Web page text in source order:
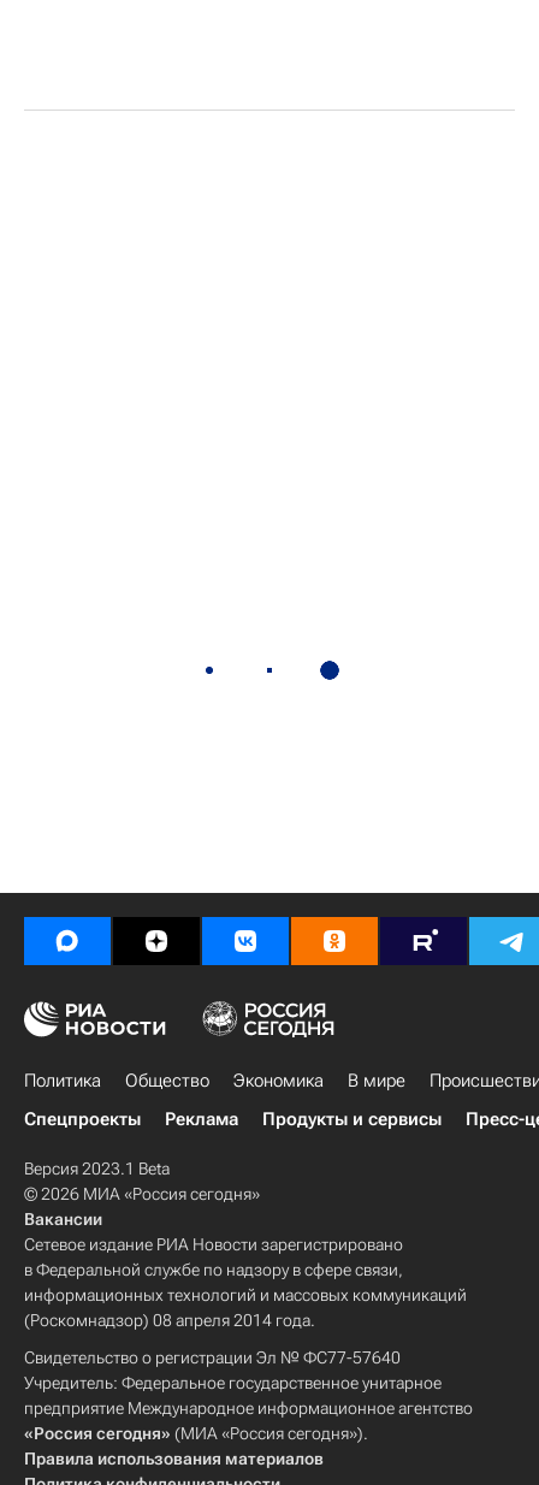
Политика Общество Экономика В мире
Спецпроекты
Реклама Продукты и сервисы Пресс-
Версия 2023.1 Beta
© 2026 МИА «Россия сегодня»
Вакансии
Сетевое издание РИА Новости зарегистрировано
в Федеральной службе по надзору в сфере связи,
информационных технологий и массовых коммуникаций
(Роскомнадзор) 08 апреля 2014 года.
Свидетельство о регистрации Эл № ФС77-57640
Учредитель: Федеральное государственное унитарное
предприятие Международное информационное агентство
«Россия сегодня» (МИА «Россия сегодня»).
Правила использования материалов